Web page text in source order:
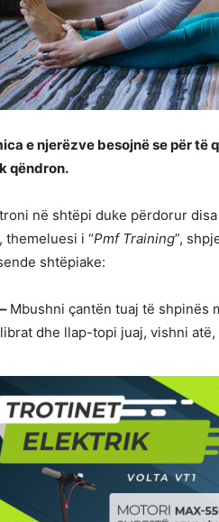
e njerëzve besojnë se për
qëndron.
në shtëpi duke përdorur
, themeluesi i “Pmf Training”,
shtëpiake:
Mbushni çantën tuaj të shpinës
dhe llap-topi juaj, vishni